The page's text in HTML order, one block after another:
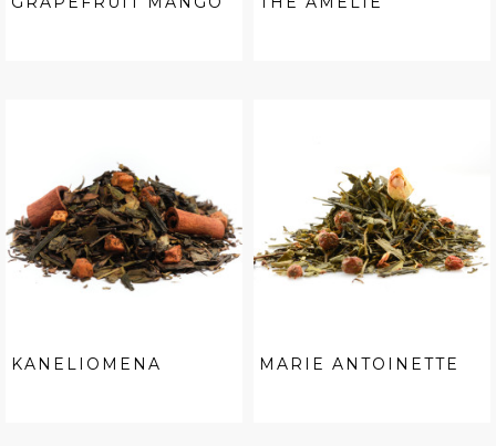
KANELIOMENA MARIE ANTOINETTE